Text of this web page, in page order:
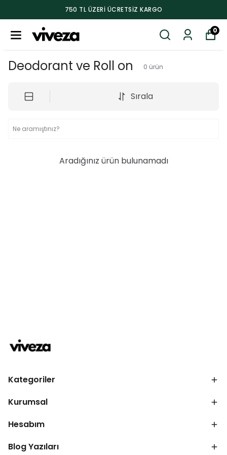
750 TL ÜZERI ÜCRETSIZ KARGO
0
Deodorant ve Roll on 0 ürün
Sırala
Aradığınız ürün bulunamadı
Kategoriler
Kurumsal
Hesabım
Blog Yazıları